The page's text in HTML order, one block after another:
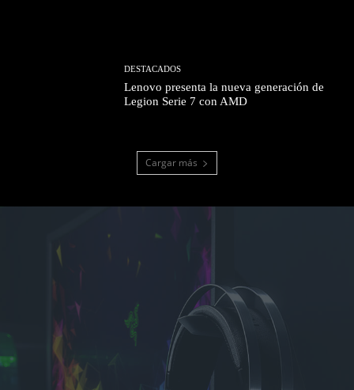
DESTACADOS
Lenovo presenta la nueva generación de
Legion Serie 7 con AMD
Cargar más